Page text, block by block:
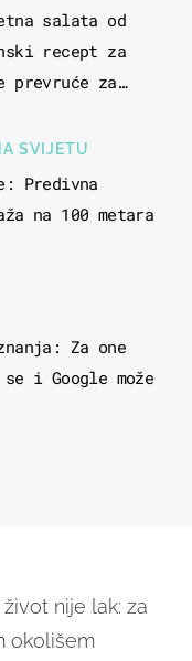
salata od
recept za
prevruće za
SVIJETU
Predivna
na 100 metara
Za one
i Google može
život nije lak: za
okolišem